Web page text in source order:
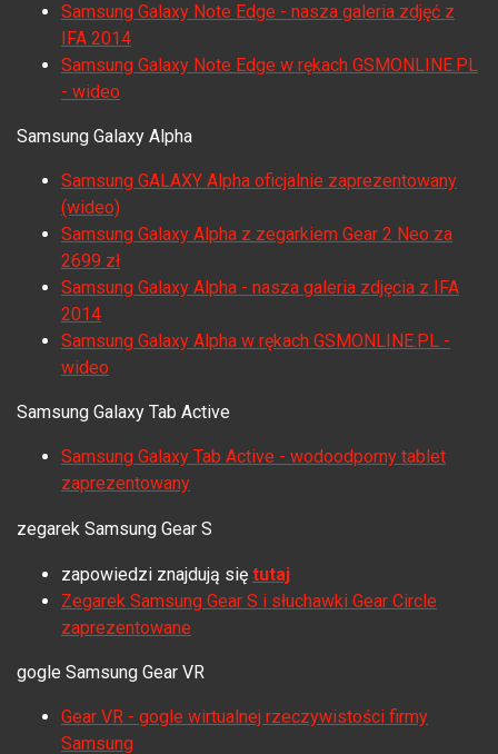
Samsung Galaxy Note Edge - nasza galeria zdjęć z
IFA 2014
Samsung Galaxy Note Edge w rękach GSMONLINE.PL
- wideo
Samsung Galaxy Alpha
Samsung GALAXY Alpha oficjalnie zaprezentowany
(wideo)
Samsung Galaxy Alpha z zegarkiem Gear 2 Neo za
2699 zł
Samsung Galaxy Alpha - nasza galeria zdjęcia z IFA
2014
Samsung Galaxy Alpha w rękach GSMONLINE.PL -
wideo
Samsung Galaxy Tab Active
Samsung Galaxy Tab Active - wodoodporny tablet
zaprezentowany
zegarek Samsung Gear S
zapowiedzi znajdują się tutaj
Zegarek Samsung Gear S i słuchawki Gear Circle
zaprezentowane
gogle Samsung Gear VR
Gear VR - gogle wirtualnej rzeczywistości firmy
Samsung